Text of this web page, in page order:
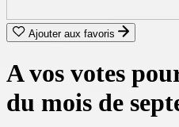
Ajouter aux favoris
A vos votes
du mois de